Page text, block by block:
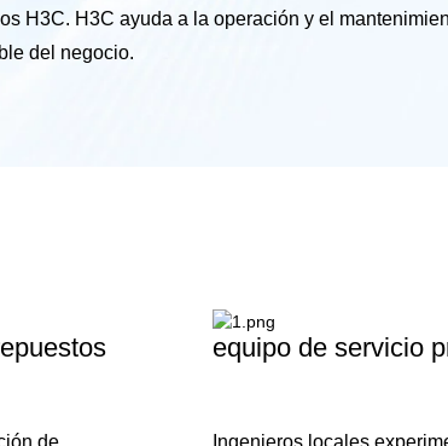
H3C. H3C ayuda a la operación y el
del negocio.
equipo de servicio